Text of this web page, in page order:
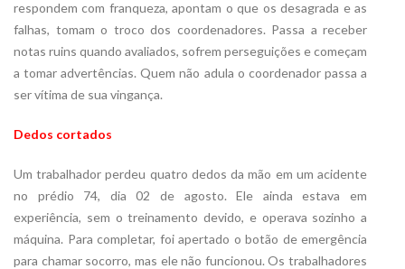
respondem com franqueza, apontam o que os desagrada e as
falhas, tomam o troco dos coordenadores. Passa a receber
notas ruins quando avaliados, sofrem perseguições e começam
a tomar advertências. Quem não adula o coordenador passa a
ser vítima de sua vingança.
Dedos cortados
Um trabalhador perdeu quatro dedos da mão em um acidente
no prédio 74, dia 02 de agosto. Ele ainda estava em
experiência, sem o treinamento devido, e operava sozinho a
máquina. Para completar, foi apertado o botão de emergência
para chamar socorro, mas ele não funcionou. Os trabalhadores